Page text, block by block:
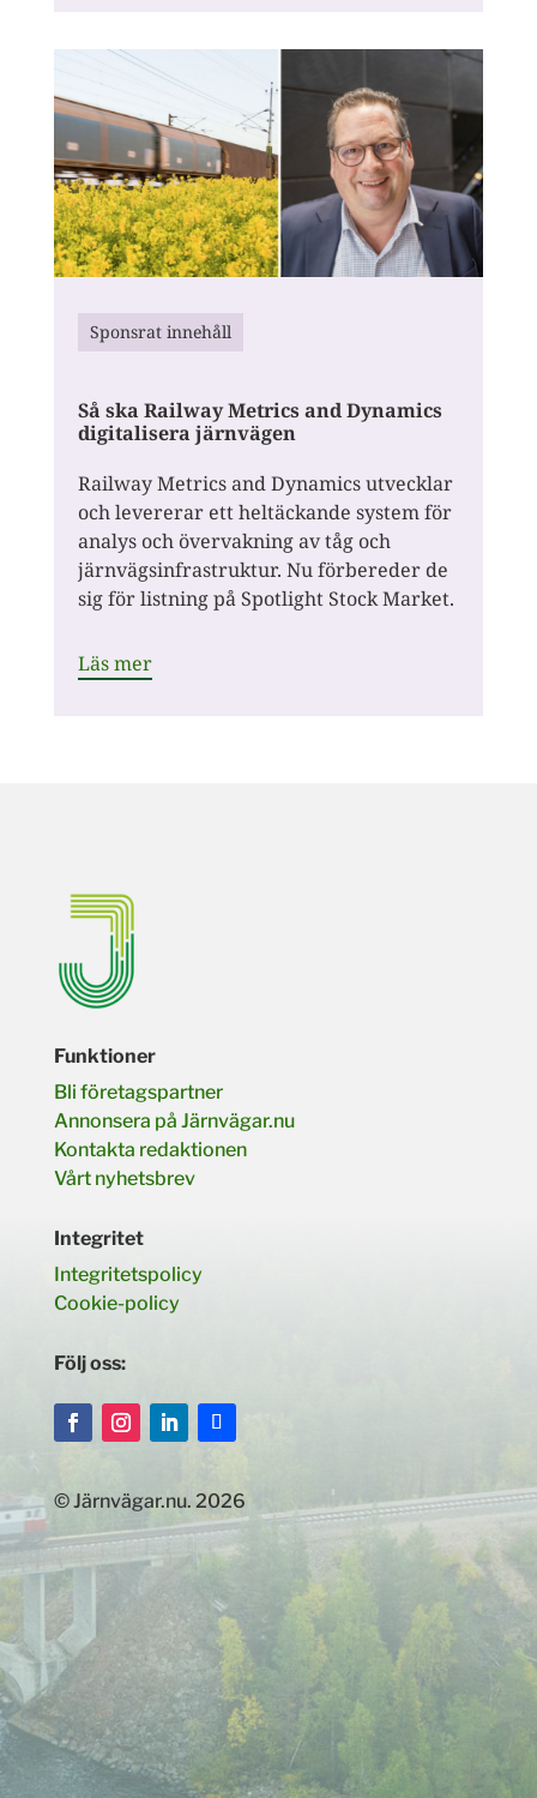
Sponsrat innehåll
Så ska Railway Metrics and Dynamics
digitalisera järnvägen
Railway Metrics and Dynamics utvecklar
och levererar ett heltäckande system för
analys och övervakning av tåg och
järnvägsinfrastruktur. Nu förbereder de
sig för listning på Spotlight Stock Market.
Läs mer
Funktioner
Bli företagspartner
Annonsera på Järnvägar.nu
Kontakta redaktionen
Vårt nyhetsbrev
Integritet
Integritetspolicy
Cookie-policy
Följ oss:
© Järnvägar.nu. 2026